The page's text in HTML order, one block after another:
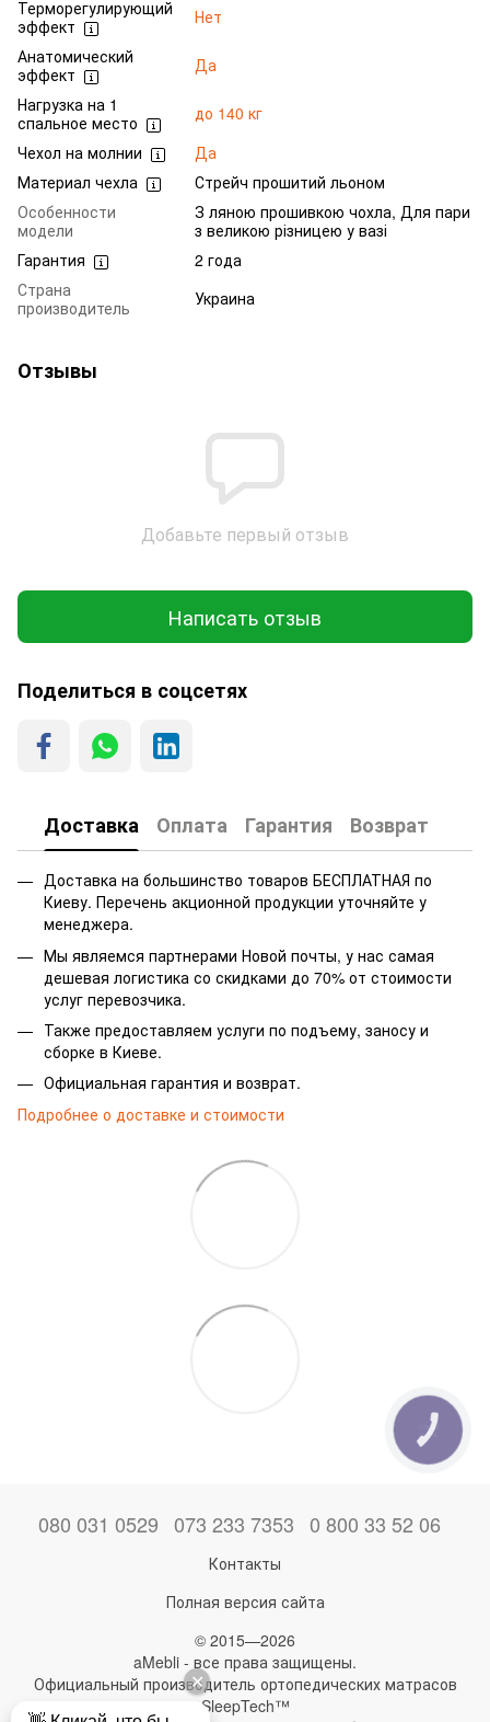
Терморегулирующий
эффект
Нет
Анатомический
эффект
Да
Нагрузка на 1
спальное место
до 140 кг
Чехол на молнии
Да
Материал чехла
Стрейч прошитий льоном
Особенности
модели
З ляною прошивкою чохла, Для пари
з великою різницею у вазі
Гарантия
2 года
Страна
производитель
Украина
Отзывы
Добавьте первый отзыв
Написать отзыв
Поделиться в соцсетях
Доставка Оплата Гарантия Возврат
Доставка на большинство товаров БЕСПЛАТНАЯ по
Киеву. Перечень акционной продукции уточняйте у
менеджера.
Мы являемся партнерами Новой почты, у нас самая
дешевая логистика со скидками до 70% от стоимости
услуг перевозчика.
Также предоставляем услуги по подъему, заносу и
сборке в Киеве.
Официальная гарантия и возврат.
Подробнее о доставке и стоимости
080 031 0529 073 233 7353 0 800 33 52 06
Контакты
Полная версия сайта
© 2015—2026
aMebli - все права защищены.
Официальный производитель ортопедических матрасов
SleepTech™
КНОПКА
ЗВ'ЯЗКУ